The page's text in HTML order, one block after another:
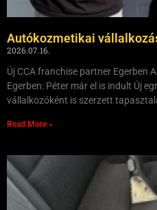
Autókozmetikai
2026.07.16.
Új CCA franchise partner Egerben
Egerben: Péter már el is indult Új
vállalkozóként is szerzett
Read More »